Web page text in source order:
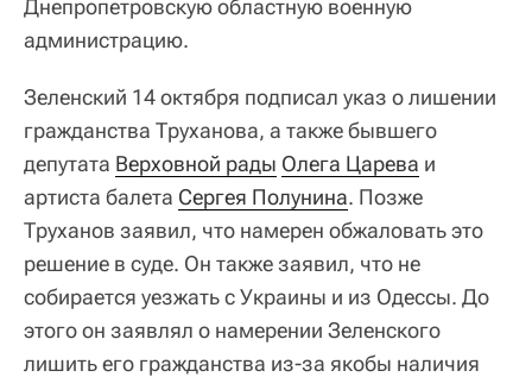
Днепропетровскую областную военную
администрацию.
Зеленский 14 октября подписал указ о лишении
гражданства Труханова, а также бывшего
депутата Верховной рады Олега Царева и
артиста балета Сергея Полунина. Позже
Труханов заявил, что намерен обжаловать это
решение в суде. Он также заявил, что не
собирается уезжать с Украины и из Одессы. До
этого он заявлял о намерении Зеленского
лишить его гражданства из-за якобы наличия